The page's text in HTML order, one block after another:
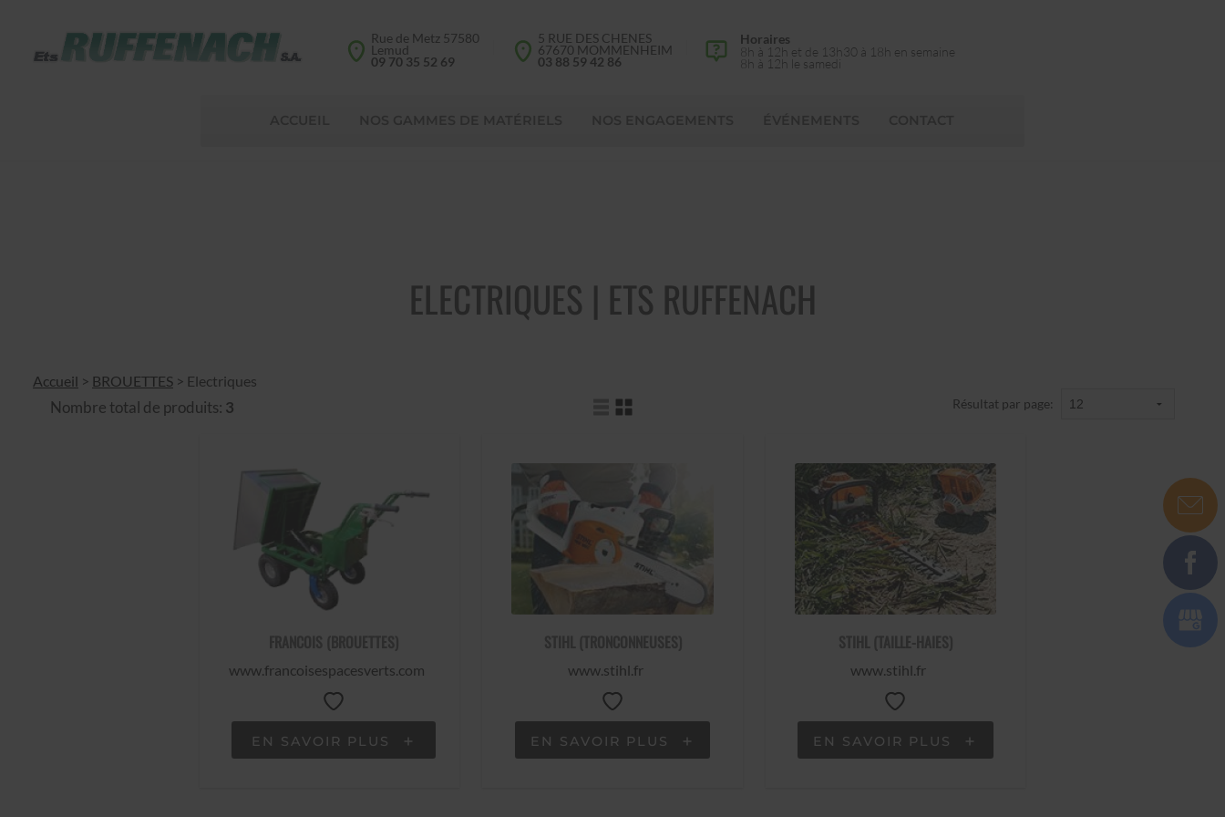
Rue de Metz 57580
Lemud
09 70 35 52 69
5 RUE DES CHENES
67670 MOMMENHEIM
03 88 59 42 86
Horaires
8h à 12h et de 13h30 à 18h en semaine
8h à 12h le samedi
ELECTRIQUES | ETS RUFFENACH
Accueil > BROUETTES > Electriques
Nombre total de produits: 3 Résultat par page:
www.francoisespacesverts.com
EN SAVOIR PLUS
www.stihl.fr
EN SAVOIR PLUS
www.stihl.fr
EN SAVOIR PLUS